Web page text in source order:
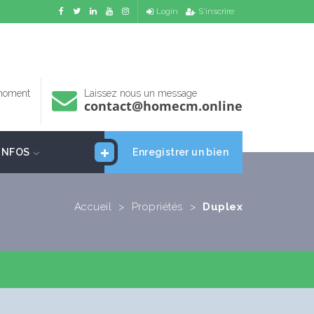
Login S'inscrire
Laissez nous un message
contact@homecm.online
Enregistrer un bien
Accueil > Propriétés > Duplex